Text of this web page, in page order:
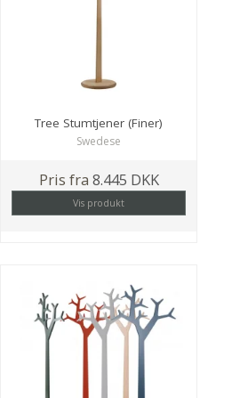
Tree Stumtjener (Finer)
Swedese
Pris fra 8.445 DKK
Vis produkt